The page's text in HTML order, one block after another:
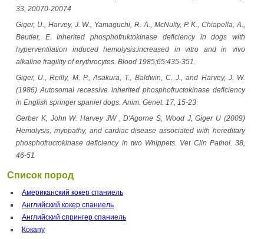
33, 20070-20074
Giger, U., Harvey, J. W., Yamaguchi, R. A., McNulty, P. K., Chiapella, A.,
Beutler, E. Inherited phosphofruktokinase deficiency in dogs with
hyperventilation induced hemolysis:increased in vitro and in vivo
alkaline fragility of erythrocytes. Blood 1985;65:435-351.
Giger, U., Reilly, M. P., Asakura, T., Baldwin, C. J., and Harvey, J. W.
(1986) Autosomal recessive inherited phosphofructokinase deficiency
in English springer spaniel dogs. Anim. Genet. 17, 15-23
Gerber K, John W. Harvey JW , D'Agorne S, Wood J, Giger U (2009)
Hemolysis, myopathy, and cardiac disease associated with hereditary
phosphofructokinase deficiency in two Whippets. Vet Clin Pathol. 38,
46-51
Список пород
Американский кокер спаниель
Английский кокер спаниель
Английский спрингер спаниель
Кокапу